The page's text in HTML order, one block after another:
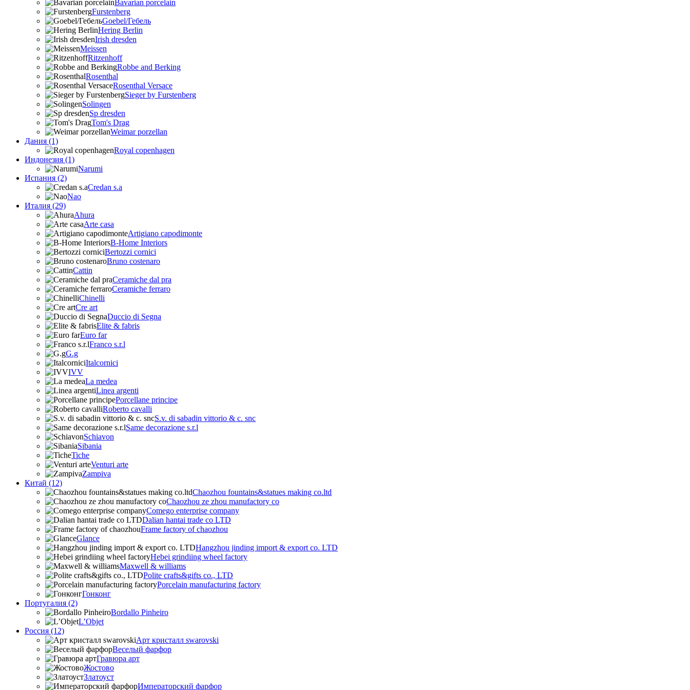
Bavarian porcelain
Furstenberg
Goebel/Гебель
Hering Berlin
Irish dresden
Meissen
Ritzenhoff
Robbe and Berking
Rosenthal
Rosenthal Versace
Sieger by Furstenberg
Solingen
Sp dresden
Tom's Drag
Weimar porzellan
Дания (1)
Royal copenhagen
Индонезия (1)
Narumi
Испания (2)
Credan s.a
Nao
Италия (29)
Ahura
Arte casa
Artigiano capodimonte
B-Home Interiors
Bertozzi cornici
Bruno costenaro
Cattin
Ceramiche dal pra
Ceramiche ferraro
Chinelli
Cre art
Duccio di Segna
Elite & fabris
Euro far
Franco s.r.l
G.g
Italcornici
IVV
La medea
Linea argenti
Porcellane principe
Roberto cavalli
S.v. di sabadin vittorio & c. snc
Same decorazione s.r.l
Schiavon
Sibania
Tiche
Venturi arte
Zampiva
Китай (12)
Chaozhou fountains&statues making co.ltd
Chaozhou ze zhou manufactory co
Comego enterprise company
Dalian hantai trade co LTD
Frame factory of chaozhou
Glance
Hangzhou jinding import & export co. LTD
Hebei grindiing wheel factory
Maxwell & williams
Polite crafts&gifts co., LTD
Porcelain manufacturing factory
Гонконг
Португалия (2)
Bordallo Pinheiro
L’Objet
Россия (12)
Арт кристалл swarovski
Веселый фарфор
Гравюра арт
Жостово
Златоуст
Императорский фарфор